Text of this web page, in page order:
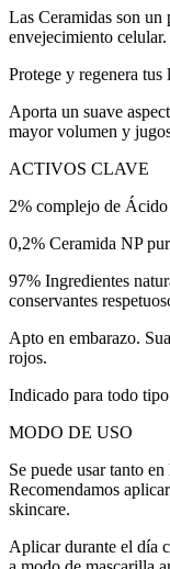
Las Ceramidas son un
envejecimiento celular.
Protege y regenera
Aporta un suave
mayor volumen y
ACTIVOS CLAVE
2% complejo de
0,2% Ceramida NP
97% Ingredientes
conservantes
Apto en embarazo.
rojos.
Indicado para todo
MODO DE USO
Se puede usar tanto
Recomendamos
skincare.
Aplicar durante el día